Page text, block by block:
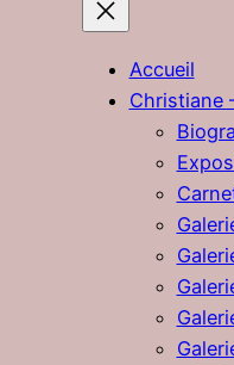
Accueil
Christiane